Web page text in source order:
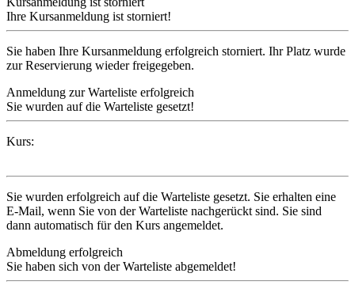
Ihre Kursanmeldung ist storniert!
Sie haben Ihre Kursanmeldung erfolgreich storniert. Ihr Platz wurde
zur Reservierung wieder freigegeben.
Anmeldung zur Warteliste erfolgreich
Sie wurden auf die Warteliste gesetzt!
Kurs:
Sie wurden erfolgreich auf die Warteliste gesetzt. Sie erhalten eine
E-Mail, wenn Sie von der Warteliste nachgerückt sind. Sie sind
dann automatisch für den Kurs angemeldet.
Abmeldung erfolgreich
Sie haben sich von der Warteliste abgemeldet!